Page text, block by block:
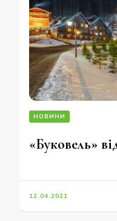
НОВИНИ
«Буковель»
12.04.2021